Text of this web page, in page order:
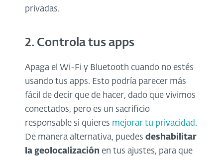
privadas.
2. Controla tus apps
Apaga el Wi-Fi y Bluetooth cuando no estés
usando tus apps. Esto podría parecer más
fácil de decir que de hacer, dado que vivimos
conectados, pero es un sacrificio
responsable si quieres mejorar tu privacidad.
De manera alternativa, puedes deshabilitar
la geolocalización en tus ajustes, para que